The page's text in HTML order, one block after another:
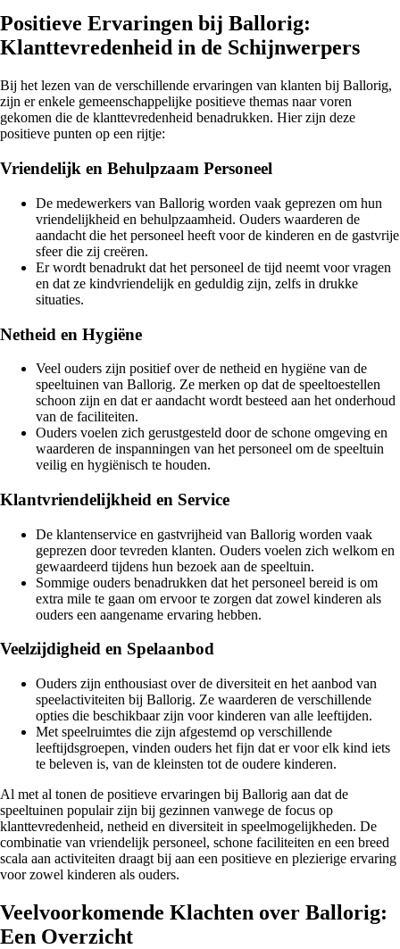
Positieve Ervaringen bij Ballorig:
Klanttevredenheid in de Schijnwerpers
Bij het lezen van de verschillende ervaringen van klanten bij Ballorig,
zijn er enkele gemeenschappelijke positieve themas naar voren
gekomen die de klanttevredenheid benadrukken. Hier zijn deze
positieve punten op een rijtje:
Vriendelijk en Behulpzaam Personeel
De medewerkers van Ballorig worden vaak geprezen om hun
vriendelijkheid en behulpzaamheid. Ouders waarderen de
aandacht die het personeel heeft voor de kinderen en de gastvrije
sfeer die zij creëren.
Er wordt benadrukt dat het personeel de tijd neemt voor vragen
en dat ze kindvriendelijk en geduldig zijn, zelfs in drukke
situaties.
Netheid en Hygiëne
Veel ouders zijn positief over de netheid en hygiëne van de
speeltuinen van Ballorig. Ze merken op dat de speeltoestellen
schoon zijn en dat er aandacht wordt besteed aan het onderhoud
van de faciliteiten.
Ouders voelen zich gerustgesteld door de schone omgeving en
waarderen de inspanningen van het personeel om de speeltuin
veilig en hygiënisch te houden.
Klantvriendelijkheid en Service
De klantenservice en gastvrijheid van Ballorig worden vaak
geprezen door tevreden klanten. Ouders voelen zich welkom en
gewaardeerd tijdens hun bezoek aan de speeltuin.
Sommige ouders benadrukken dat het personeel bereid is om
extra mile te gaan om ervoor te zorgen dat zowel kinderen als
ouders een aangename ervaring hebben.
Veelzijdigheid en Spelaanbod
Ouders zijn enthousiast over de diversiteit en het aanbod van
speelactiviteiten bij Ballorig. Ze waarderen de verschillende
opties die beschikbaar zijn voor kinderen van alle leeftijden.
Met speelruimtes die zijn afgestemd op verschillende
leeftijdsgroepen, vinden ouders het fijn dat er voor elk kind iets
te beleven is, van de kleinsten tot de oudere kinderen.
Al met al tonen de positieve ervaringen bij Ballorig aan dat de
speeltuinen populair zijn bij gezinnen vanwege de focus op
klanttevredenheid, netheid en diversiteit in speelmogelijkheden. De
combinatie van vriendelijk personeel, schone faciliteiten en een breed
scala aan activiteiten draagt bij aan een positieve en plezierige ervaring
voor zowel kinderen als ouders.
Veelvoorkomende Klachten over Ballorig:
Een Overzicht